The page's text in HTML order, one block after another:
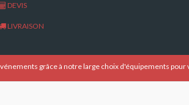
DEVIS
LIVRAISON
grâce à notre large choix d'équipements pour